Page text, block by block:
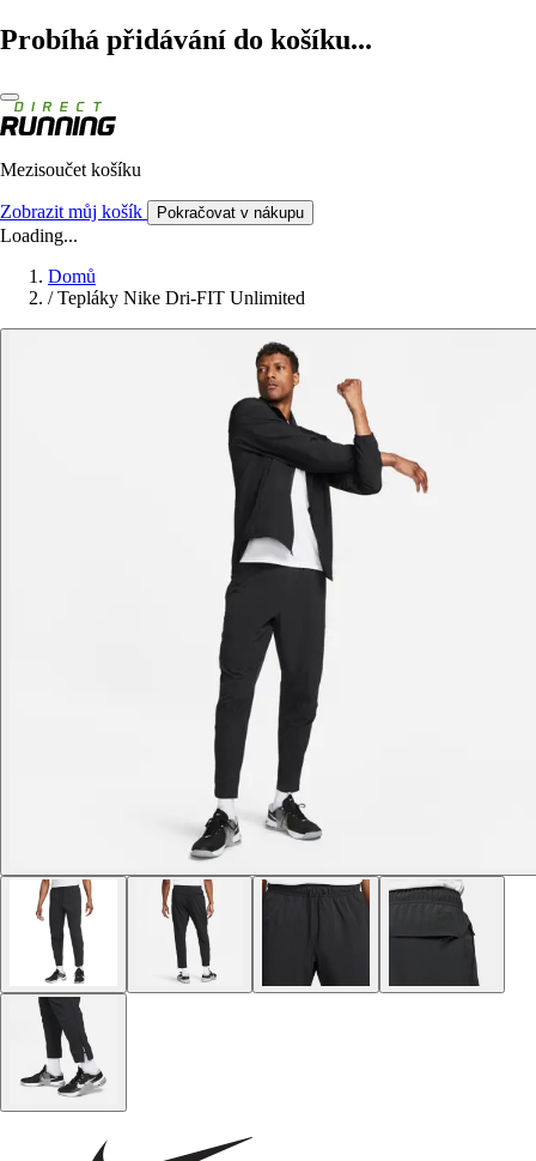
Probíhá přidávání do košíku...
Mezisoučet košíku
Zobrazit můj košík Pokračovat v nákupu
Loading...
Domů
/ Tepláky Nike Dri-FIT Unlimited